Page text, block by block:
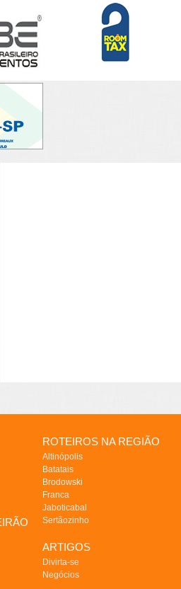
ROTEIROS NA REGIÃO
Altinópolis
Batatais
Brodowski
Franca
Jaboticabal
Sertãozinho
ARTIGOS
Divirta-se
Negócios